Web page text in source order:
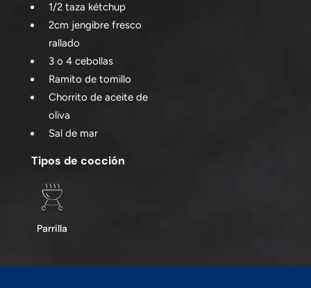
1/2 taza kétchup
2cm jengibre fresco
rallado
3 o 4 cebollas
Ramito de tomillo
Chorrito de aceite de
oliva
Sal de mar
Tipos de cocción
Parrilla